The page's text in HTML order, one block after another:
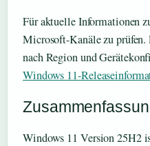
Für aktuelle Informationen
Microsoft-Kanäle zu
nach Region und
Windows 11-
Windows 11 Version 25H2